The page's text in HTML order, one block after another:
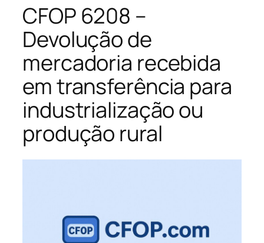
CFOP 6208 –
Devolução de
mercadoria recebida
em transferência para
industrialização ou
produção rural